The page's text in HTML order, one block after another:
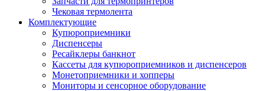
Чековая термолента
Комплектующие
Купюроприемники
Диспенсеры
Ресайклеры банкнот
Кассеты для купюроприемников и диспенсеров
Монетоприемники и хопперы
Мониторы и сенсорное оборудование